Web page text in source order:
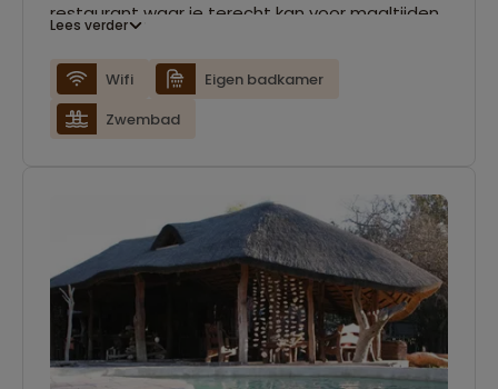
restaurant waar je terecht kan voor maaltijden
het national park.
Lees verder
Wifi
Eigen badkamer
Zwembad